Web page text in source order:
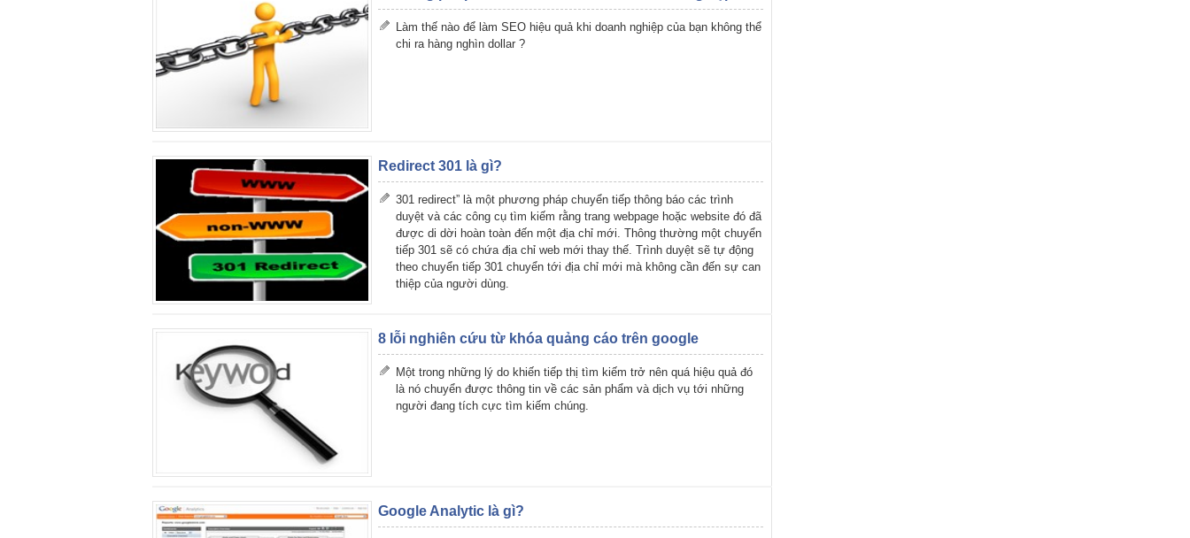
Làm thế nào để làm SEO hiệu quả khi doanh nghiệp của bạn không thể
chi ra hàng nghìn dollar ?
Redirect 301 là gì?
301 redirect” là một phương pháp chuyển tiếp thông báo các trình
duyệt và các công cụ tìm kiếm rằng trang webpage hoặc website đó đã
được di dời hoàn toàn đến một địa chỉ mới. Thông thường một chuyển
tiếp 301 sẽ có chứa địa chỉ web mới thay thế. Trình duyệt sẽ tự động
theo chuyển tiếp 301 chuyển tới địa chỉ mới mà không cần đến sự can
thiệp của người dùng.
8 lỗi nghiên cứu từ khóa quảng cáo trên google
Một trong những lý do khiến tiếp thị tìm kiếm trở nên quá hiệu quả đó
là nó chuyển được thông tin về các sản phẩm và dịch vụ tới những
người đang tích cực tìm kiếm chúng.
Google Analytic là gì?